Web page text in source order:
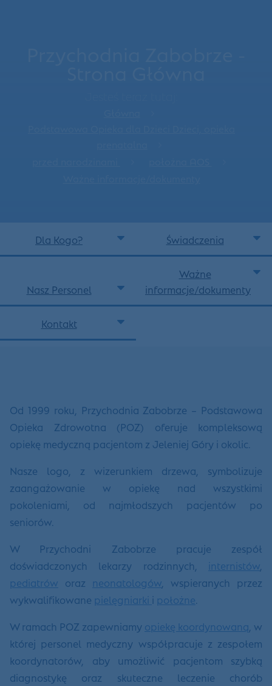
Dla Kogo? Świadczenia
Nasz Personel
Ważne
informacje/dokumenty
Kontakt
Od 1999 roku, Przychodnia Zabobrze – Podstawowa
Opieka Zdrowotna (POZ) oferuje kompleksową
opiekę medyczną pacjentom z Jeleniej Góry i okolic.
Nasze logo, z wizerunkiem drzewa, symbolizuje
zaangażowanie w opiekę nad wszystkimi
pokoleniami, od najmłodszych pacjentów po
seniorów.
W Przychodni Zabobrze pracuje zespół
doświadczonych lekarzy rodzinnych, internistów
pediatrów oraz neonatologów , wspieranych przez
wykwalifikowane pielęgniarki i położne
W ramach POZ zapewniamy opiekę koordynowaną , w
której personel medyczny współpracuje z zespołem
koordynatorów, aby umożliwić pacjentom szybką
diagnostykę oraz skuteczne leczenie chorób